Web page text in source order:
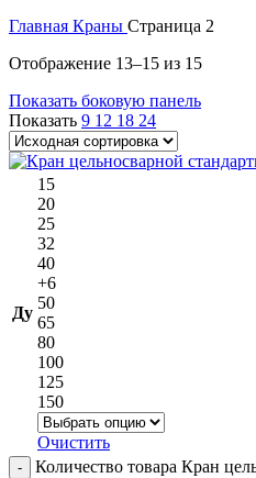
Главная Краны Страница 2
Отображение 13–15 из 15
Показать боковую панель
Показать 9 12 18 24
Ду
15
20
25
32
40
+6
50
65
80
100
125
150
Очистить
Количество товара Кран